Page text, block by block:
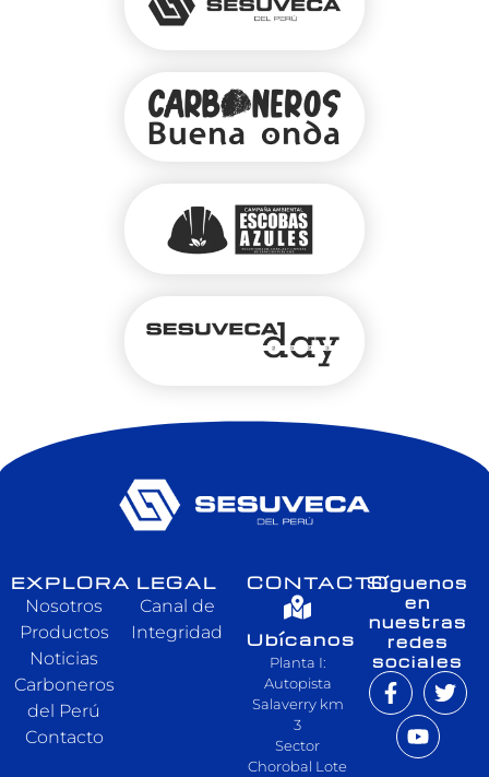
EXPLORA
Nosotros
Productos
Noticias
Carboneros
del Perú
Contacto
LEGAL
Canal de
Integridad
CONTACTO
Ubícanos
Planta I:
Autopista
Salaverry km
3
Sector
Chorobal Lote
Síguenos
en
nuestras
redes
sociales